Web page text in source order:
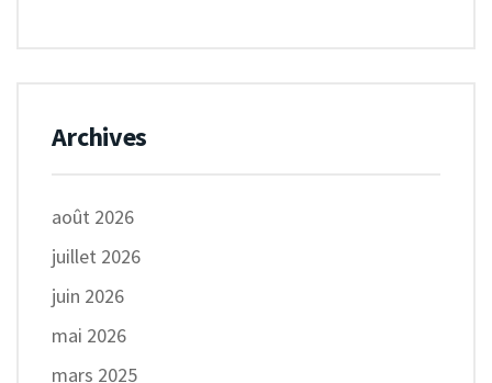
Archives
août 2026
juillet 2026
juin 2026
mai 2026
mars 2025